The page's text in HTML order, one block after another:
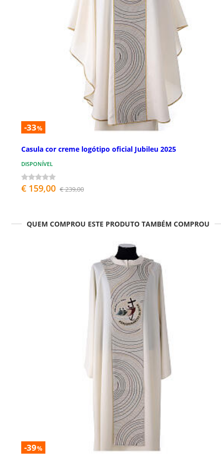
-33%
Casula cor creme logótipo oficial Jubileu 2025
DISPONÍVEL
€ 159,00 € 239,00
QUEM COMPROU ESTE PRODUTO TAMBÉM COMPROU
-39%